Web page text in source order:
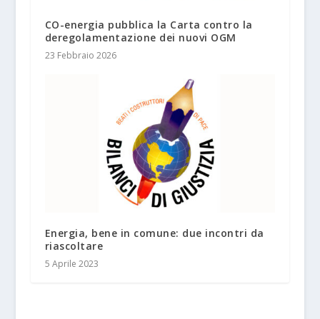
CO-energia pubblica la Carta contro la
deregolamentazione dei nuovi OGM
23 Febbraio 2026
Energia, bene in comune: due incontri da
riascoltare
5 Aprile 2023